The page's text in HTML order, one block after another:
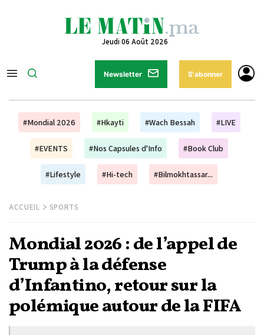
Jeudi 06 Août 2026
Newsletter S'abonner
#Mondial 2026 #Hkayti #Wach Bessah #LIVE
#EVENTS #Nos Capsules d'Info #Book Club
#Lifestyle #Hi-tech #Bilmokhtassar...
ACCUEIL SPORTS
Mondial 2026 : de l’appel de
Trump à la défense
d’Infantino, retour sur la
polémique autour de la FIFA